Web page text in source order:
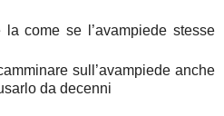
come se l’avampiede stesse
sull’avampiede anche
da decenni